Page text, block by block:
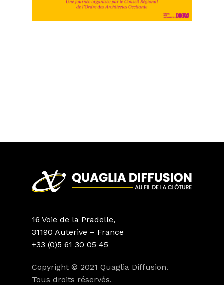
16 Voie de la Pradelle,
31190 Auterive – France
+33 (0)5 61 30 05 45
Copyright © 2021 Quaglia Diffusion.
Tous droits réservés.